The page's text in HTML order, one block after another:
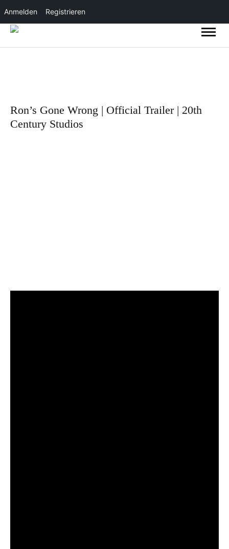
Anmelden Registrieren
Ron’s Gone Wrong | Official Trailer | 20th
Century Studios